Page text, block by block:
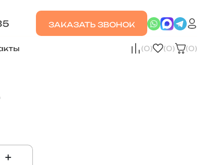
ЗАКАЗАТЬ ЗВОНОК
(0) (0) (0)
+